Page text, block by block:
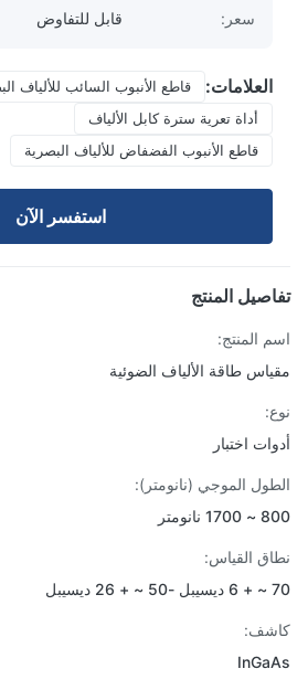
قابل للتفاوض
العلامات:
قاطع الأنبوب السائب للألياف البصرية FK-5021
أداة تعرية سترة كابل الألياف
قاطع الأنبوب الفضفاض للألياف البصرية
استفسر الآن
المنتج
المنتج:
طاقة الألياف الضوئية
اختبار
الموجي (نانومتر):
القياس: